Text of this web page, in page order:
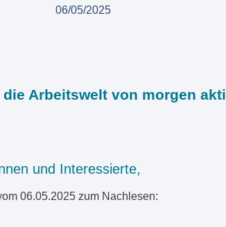
06/05/2025
Arbeitswelt von morgen
und Interessierte,
06.05.2025 zum Nachlesen: